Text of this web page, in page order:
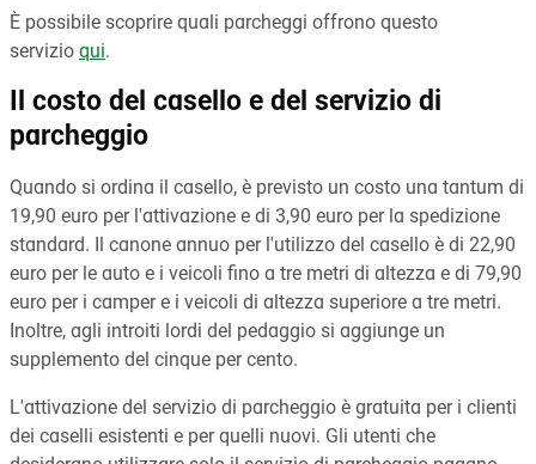
È possibile scoprire quali parcheggi offrono questo
servizio qui.
Il costo del casello e del servizio di
parcheggio
Quando si ordina il casello, è previsto un costo una tantum di
19,90 euro per l'attivazione e di 3,90 euro per la spedizione
standard. Il canone annuo per l'utilizzo del casello è di 22,90
euro per le auto e i veicoli fino a tre metri di altezza e di 79,90
euro per i camper e i veicoli di altezza superiore a tre metri.
Inoltre, agli introiti lordi del pedaggio si aggiunge un
supplemento del cinque per cento.
L'attivazione del servizio di parcheggio è gratuita per i clienti
dei caselli esistenti e per quelli nuovi. Gli utenti che